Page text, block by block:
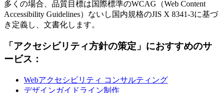
多くの場合、品質目標は国際標準のWCAG（Web Content
Accessibility Guidelines）ないし国内規格のJIS X 8341-3に基づ
き定義し、文書化します。
「アクセシビリティ方針の策定」におすすめのサ
ービス：
Webアクセシビリティ コンサルティング
デザインガイドライン制作